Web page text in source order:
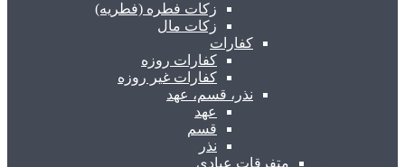
زکات فطره (فطریه)
زکات مال
کفارات
کفارات روزه
کفارات غیر روزه
نذر، قسم، عهد
عهد
قسم
نذر
متفرقات عبادی